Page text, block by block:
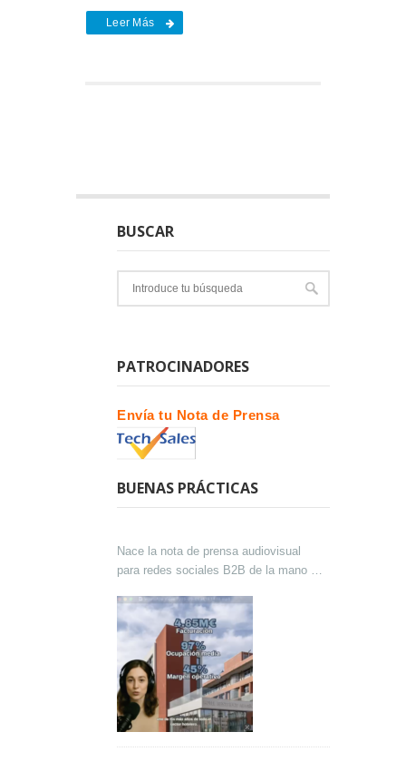
Leer Más
BUSCAR
PATROCINADORES
Envía tu Nota de Prensa
BUENAS PRÁCTICAS
Nace la nota de prensa audiovisual
para redes sociales B2B de la mano de